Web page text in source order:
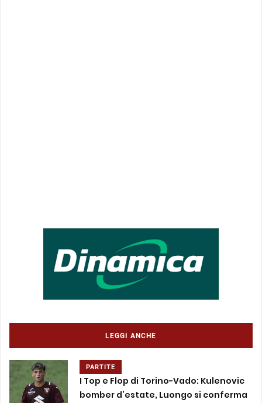
LEGGI ANCHE
PARTITE
I Top e Flop di Torino-Vado: Kulenovic
bomber d’estate, Luongo si conferma